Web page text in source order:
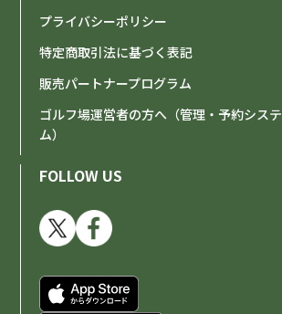
プライバシーポリシー
特定商取引法に基づく表記
販売パートナープログラム
ゴルフ場運営者の方へ（管理・予約システ
ム）
FOLLOW US